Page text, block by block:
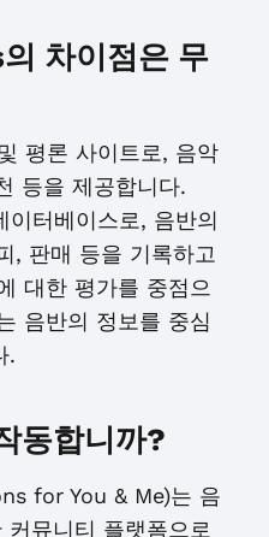
차이점은 무
평론 사이트로, 음악
등을 제공합니다.
터베이스로, 음반의
, 판매 등을 기록하고
대한 평가를 중점으
음반의 정보를 중심
.
동합니까?
for You & Me)는 음
뮤니티 플랫폼으로